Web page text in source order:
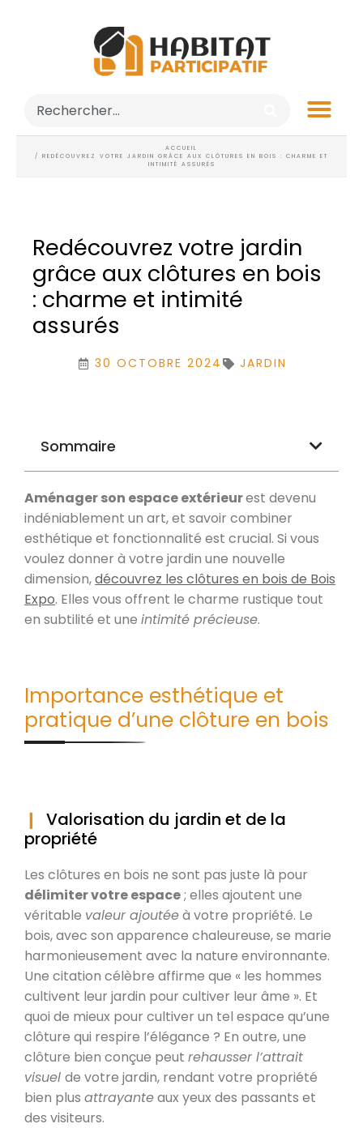
ACCUEIL
/ REDÉCOUVREZ VOTRE JARDIN GRÂCE AUX CLÔTURES EN BOIS : CHARME ET
INTIMITÉ ASSURÉS
Redécouvrez votre jardin
grâce aux clôtures en bois
: charme et intimité
assurés
30 OCTOBRE 2024 JARDIN
Sommaire
Aménager son espace extérieurest devenu
indéniablement un art, et savoir combiner
esthétique et fonctionnalité est crucial. Si vous
voulez donner à votre jardin une nouvelle
dimension,découvrez les clôtures en bois de Bois
Expo. Elles vous offrent le charme rustique tout
en subtilité et une intimité précieuse.
Importance esthétique et
pratique d’une clôture en bois
Valorisation du jardin et de la
propriété
Les clôtures en bois ne sont pas juste là pour
délimiter votre espace; elles ajoutent une
véritable valeur ajoutéeà votre propriété. Le
bois, avec son apparence chaleureuse, se marie
harmonieusement avec la nature environnante.
Une citation célèbre affirme que « les hommes
cultivent leur jardin pour cultiver leur âme ». Et
quoi de mieux pour cultiver un tel espace qu’une
clôture qui respire l’élégance ? En outre, une
clôture bien conçue peut rehausser l’attrait
visuel de votre jardin, rendant votre propriété
bien plus attrayanteaux yeux des passants et
des visiteurs.